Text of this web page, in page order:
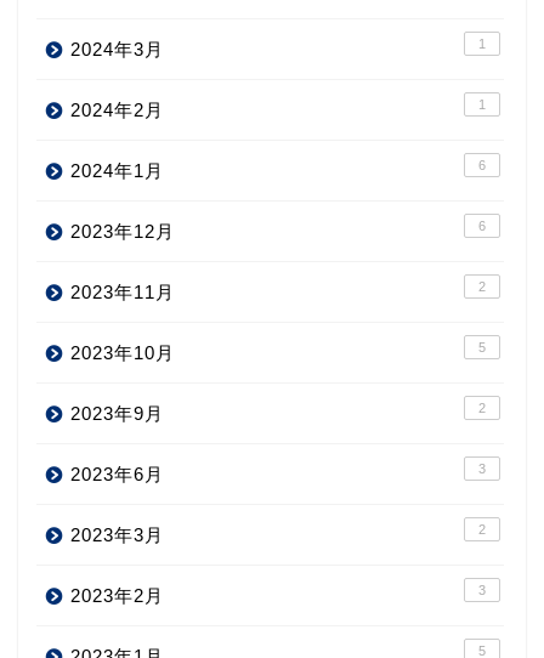
2024年3月 1
2024年2月 1
2024年1月 6
2023年12月 6
2023年11月 2
2023年10月 5
2023年9月 2
2023年6月 3
2023年3月 2
2023年2月 3
5